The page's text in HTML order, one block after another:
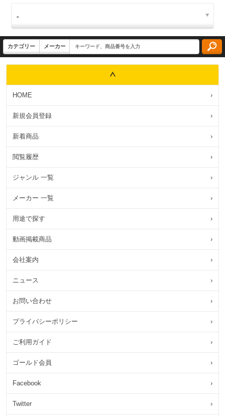
HOME ›
新規会員登録 ›
新着商品 ›
閲覧履歴 ›
ジャンル 一覧 ›
メーカー 一覧 ›
用途で探す ›
動画掲載商品 ›
会社案内 ›
ニュース ›
お問い合わせ ›
プライバシーポリシー ›
ご利用ガイド ›
ゴールド会員 ›
Facebook ›
Twitter ›